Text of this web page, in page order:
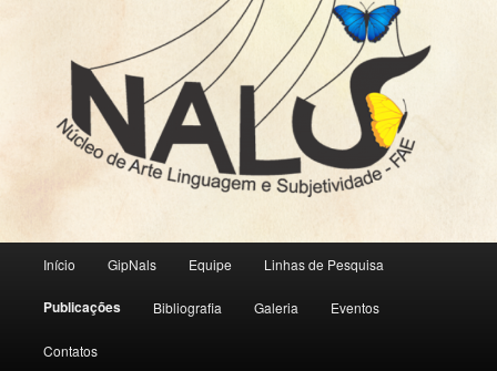
principal
Início GipNals Equipe Linhas de Pesquisa
Publicações Bibliografia Galeria Eventos
Contatos